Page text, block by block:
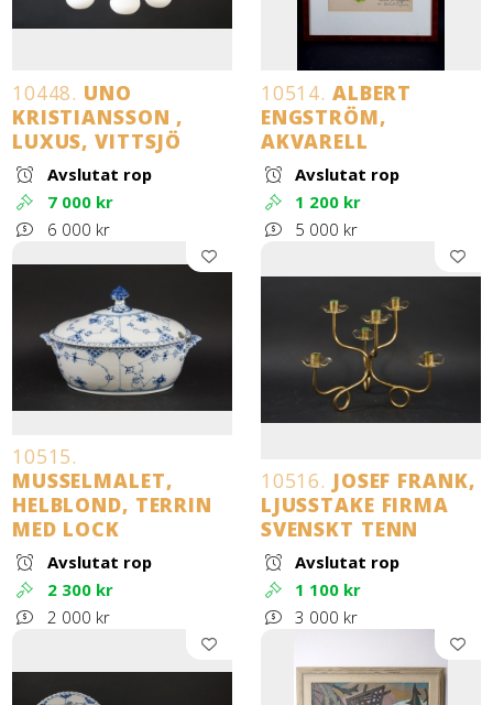
10448. UNO
KRISTIANSSON ,
LUXUS, VITTSJÖ
Avslutat rop
7 000 kr
6 000 kr
10514. ALBERT
ENGSTRÖM,
AKVARELL
Avslutat rop
1 200 kr
5 000 kr
10515.
MUSSELMALET,
HELBLOND, TERRIN
MED LOCK
Avslutat rop
2 300 kr
2 000 kr
10516. JOSEF FRANK,
LJUSSTAKE FIRMA
SVENSKT TENN
Avslutat rop
1 100 kr
3 000 kr